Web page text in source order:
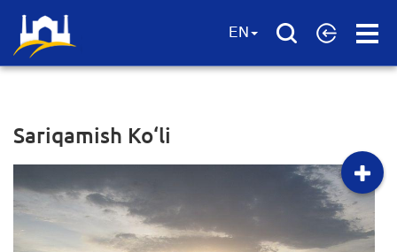
Open
EN
Sariqamish Ko‘li